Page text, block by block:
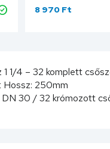
8 970 Ft
1/4 – 32 komplett
Hossz: 250mm
30 / 32 krómozott